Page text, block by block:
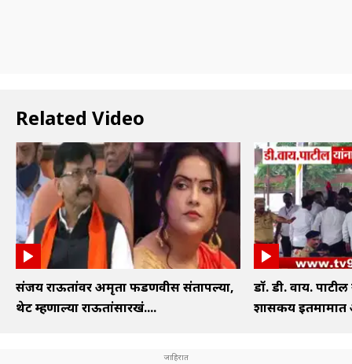
Related Video
संजय राऊतांवर अमृता फडणवीस संतापल्या,
थेट म्हणाल्या राऊतांसारखं....
डॉ. डी. वाय.
शासकीय